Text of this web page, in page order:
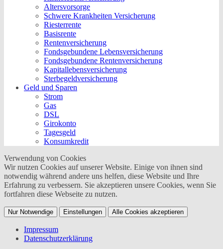
Altersvorsorge
Schwere Krankheiten Versicherung
Riesterrente
Basisrente
Rentenversicherung
Fondsgebundene Lebensversicherung
Fondsgebundene Rentenversicherung
Kapitallebensversicherung
Sterbegeldversicherung
Geld und Sparen
Strom
Gas
DSL
Girokonto
Tagesgeld
Konsumkredit
Verwendung von Cookies
Wir nutzen Cookies auf unserer Website. Einige von ihnen sind
notwendig während andere uns helfen, diese Website und Ihre
Erfahrung zu verbessern. Sie akzeptieren unsere Cookies, wenn Sie
fortfahren diese Webseite zu nutzen.
Nur Notwendige Einstellungen Alle Cookies akzeptieren
Impressum
Datenschutzerklärung